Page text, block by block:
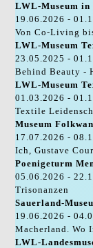
LWL-Museum
19.06.2026 -
Von Co-Living
LWL-Museum
23.05.2025 -
Behind Beauty -
LWL-Museum
01.03.2026 -
Textile
Museum
17.07.2026 -
Ich, Gustave
Poenigeturm
05.06.2026 -
Trisonanzen
Sauerland-
19.06.2026 -
Macherland. Wo
LWL-